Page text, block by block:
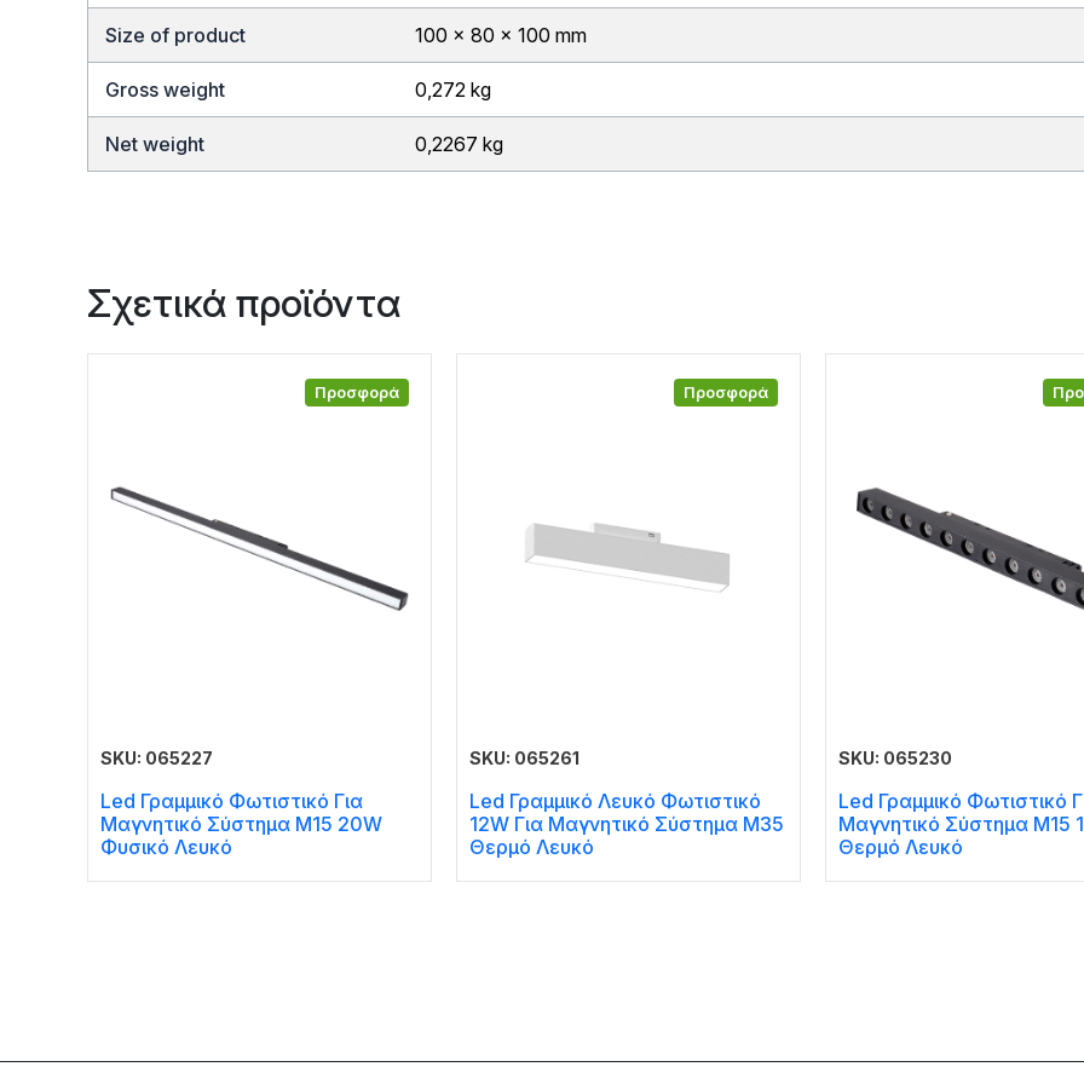
Size of product 100 x 80 x 100 mm
Gross weight 0,272 kg
Net weight 0,2267 kg
Σχετικά προϊόντα
Προσφορά
SKU: 065227
Led Γραμμικό Φωτιστικό Για
Μαγνητικό Σύστημα Μ15 20W
Φυσικό Λευκό
Προσφορά
SKU: 065261
Led Γραμμικό Λευκό Φωτιστικό
12W Για Μαγνητικό Σύστημα Μ35
Θερμό Λευκό
SKU: 065230
Led Γραμμικό Φωτιστικό
Μαγνητικό Σύστημα Μ15
Θερμό Λευκό